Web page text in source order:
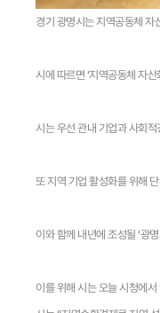
경기 광명시는 지역공동체 자
시에 따르면 ‘지역공동체 자
시는 우선 관내 기업과 사회
또 지역 기업 활성화를 위해
이와 함께 내년에 조성될 ‘광
이를 위해 시는 오늘 시청에